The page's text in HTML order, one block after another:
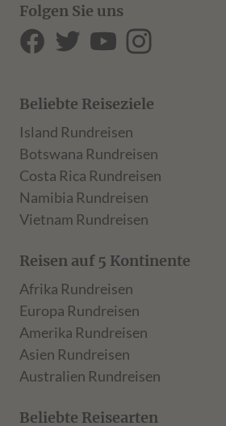
Folgen Sie uns
Beliebte Reiseziele
Island Rundreisen
Botswana Rundreisen
Costa Rica Rundreisen
Namibia Rundreisen
Vietnam Rundreisen
Reisen auf 5 Kontinente
Afrika Rundreisen
Europa Rundreisen
Amerika Rundreisen
Asien Rundreisen
Australien Rundreisen
Beliebte Reisearten